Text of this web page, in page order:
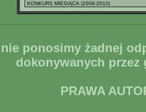
nie ponosimy żadnej
dokonywanych
PRAWA